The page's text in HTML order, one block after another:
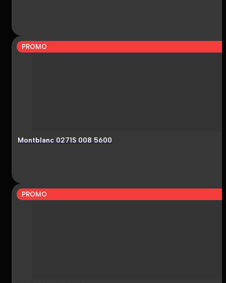
PROMO
Montblanc 0271S 008 5600
PROMO